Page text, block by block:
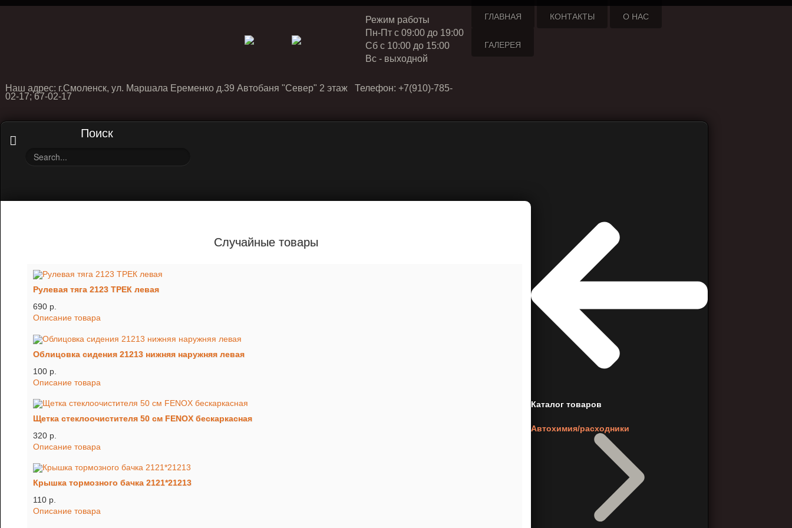
Режим работы
Пн-Пт с 09:00 до 19:00
Cб с 10:00 до 15:00
Вс - выходной
Наш адрес: г.Смоленск, ул. Маршала Еременко д.39 Автобаня "Север" 2 этаж Телефон: +7(910)-785-
02-17; 67-02-17
ГЛАВНАЯ КОНТАКТЫ О НАС
ГАЛЕРЕЯ
Поиск
Случайные товары
Рулевая тяга 2123 ТРЕК левая
690 p.
Описание товара
Облицовка сидения 21213 нижняя наружняя левая
100 p.
Описание товара
Щетка стеклоочистителя 50 см FENOX бескаркасная
320 p.
Описание товара
Крышка тормозного бачка 2121*21213
110 p.
Описание товара
Каталог товаров
Автохимия/расходники